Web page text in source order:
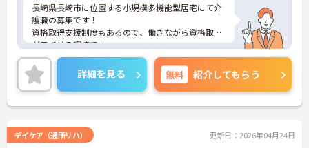
長崎県長崎市に位置する小規模多機能型居宅にて介
護職の募集です！
資格取得支援制度もあるので、働きながら資格取得
が目指せる環境です。
ご興味ある方には、面接対策ポイントなど、さらに
詳細をお話しいたしますのでお気軽にご相談くださ
い！
詳細を見る 無料 紹介してもらう
デイケア（通所リハ） 更新日：2026年04月24日